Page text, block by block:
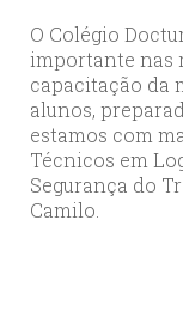
O Colégio
importante nas
capacitação da
alunos,
estamos com
Técnicos em
Segurança do
Camilo.